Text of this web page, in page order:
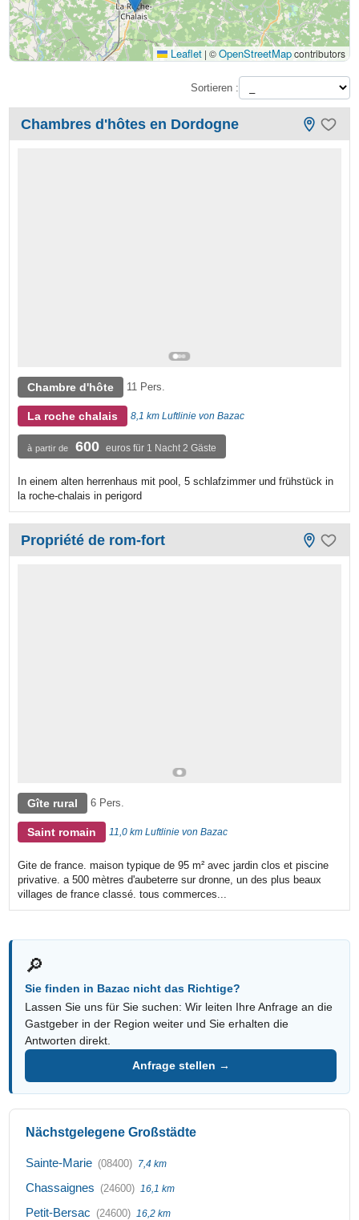
Leaflet | ©OpenStreetMapcontributors
Sortieren :
Chambres d'hôtes en Dordogne
Chambre d'hôte 11 Pers.
La roche chalais 8,1 km Luftlinie von Bazac
à partir de 600 euros für 1 Nacht 2 Gäste
In einem alten herrenhaus mit pool, 5 schlafzimmer und frühstück in
la roche-chalais in perigord
Propriété de rom-fort
Gîte rural 6 Pers.
Saint romain 11,0 km Luftlinie von Bazac
Gite de france. maison typique de 95 m² avec jardin clos et piscine
privative. a 500 mètres d'aubeterre sur dronne, un des plus beaux
villages de france classé. tous commerces...
🔎
Sie finden in Bazac nicht das Richtige?
Lassen Sie uns für Sie suchen: Wir leiten Ihre Anfrage an die
Gastgeber in der Region weiter und Sie erhalten die
Antworten direkt.
Anfrage stellen →
Nächstgelegene Großstädte
Sainte-Marie (08400) 7,4 km
Chassaignes (24600) 16,1 km
Petit-Bersac (24600) 16,2 km